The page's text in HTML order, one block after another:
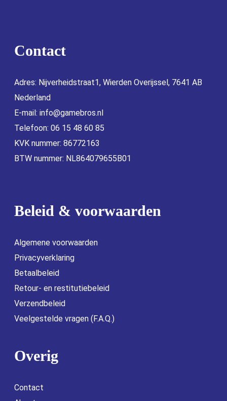
Contact
Adres: Nijverheidstraat1, Wierden Overijssel, 7641 AB
Nederland
E-mail: info@gamebros.nl
Telefoon: 06 15 48 60 85
KVK nummer: 86772163
BTW nummer: NL864079655B01
Beleid & voorwaarden
Algemene voorwaarden
Privacyverklaring
Betaalbeleid
Retour- en restitutiebeleid
Verzendbeleid
Veelgestelde vragen (F.A.Q.)
Overig
Contact